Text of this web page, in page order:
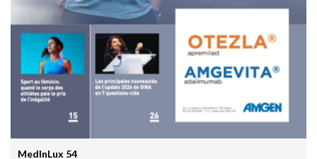
change la donne juridique
30 mars 2026 - 20:00
Les résultats prometteurs de la première étude clinique
prospective de Google AMIE
30 mars 2026 - 19:55
L’HTA chez l’enfant: un marqueur précoce de risque
cardiovasculaire à vie
27 mars 2026 - 10:30
MedInLux 54